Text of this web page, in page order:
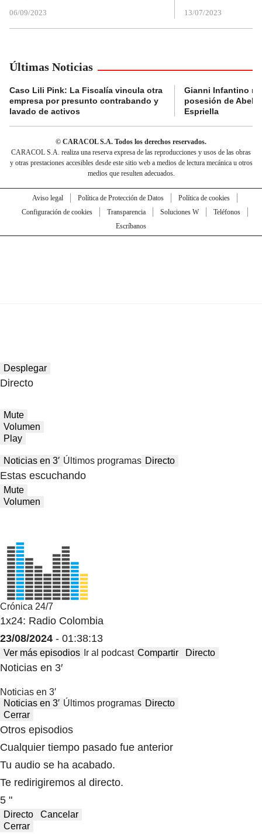
06/09/2023 13/07/2023
Últimas Noticias
Caso Lili Pink: La Fiscalía vincula otra
empresa por presunto contrabando y
lavado de activos
Gianni Infantino
posesión de
Espriella
© CARACOL S.A. Todos los derechos reservados.
CARACOL S.A. realiza una reserva expresa de las reproducciones y usos de las obras
y otras prestaciones accesibles desde este sitio web a medios de lectura mecánica u otros
medios que resulten adecuados.
Aviso legal Política de Protección de Datos
Política de cookies
Configuración de cookies
Transparencia Soluciones W
Teléfonos
Escríbanos
Desplegar
Directo
Mute
Volumen
Play
Noticias en 3′ Últimos programas Directo
Estas escuchando
Mute
Volumen
Crónica 24/7
1x24: Radio Colombia
23/08/2024 - 01:38:13
Ver más episodios Ir al podcast Compartir Directo
Noticias en 3′
Noticias en 3′
Noticias en 3′ Últimos programas Directo
Cerrar
Otros episodios
Cualquier tiempo pasado fue anterior
Tu audio se ha acabado.
Te redirigiremos al directo.
5 "
Directo
Cancelar
Cerrar